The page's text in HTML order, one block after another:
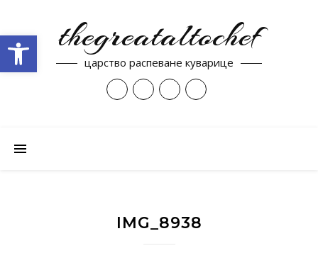
thegreataltochef
царство распеване куварице
IMG_8938
Open toolbar